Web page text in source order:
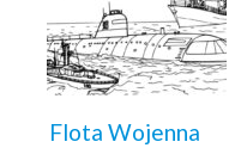
Flota Wojenna